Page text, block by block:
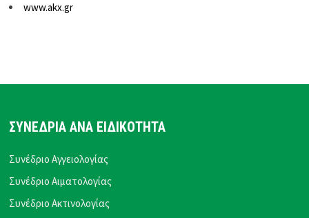
www.akx.gr
ΣΥΝΕΔΡΙΑ ΑΝΑ ΕΙΔΙΚΟΤΗΤΑ
Συνέδριο Αγγειολογίας
Συνέδριο Αιματολογίας
Συνέδριο Ακτινολογίας